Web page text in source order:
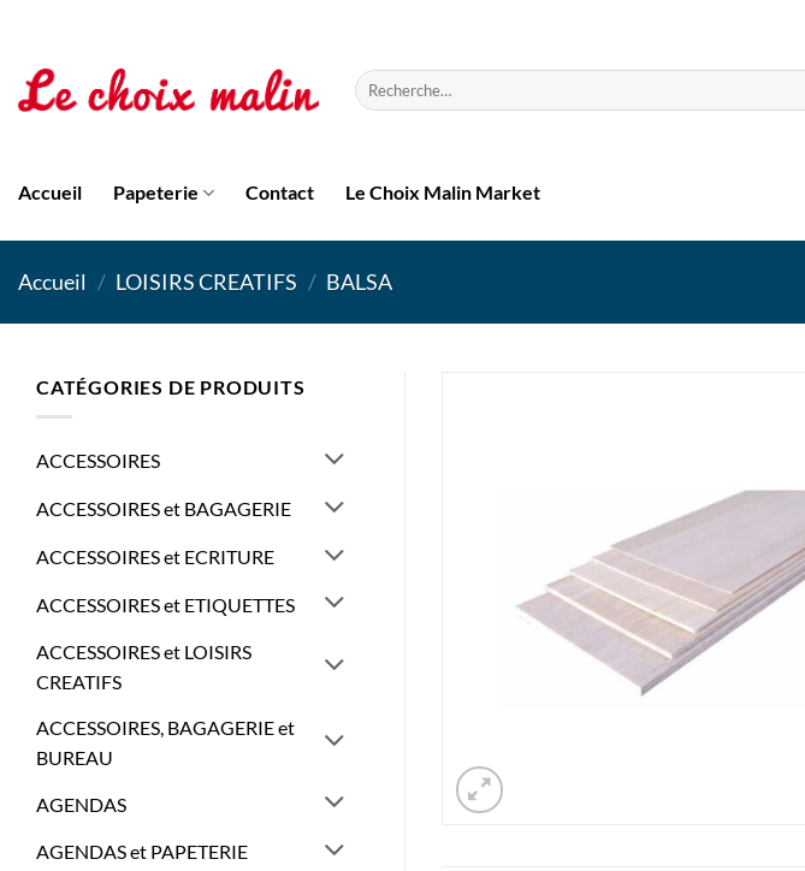
contenu
Recherche
pour :
Accueil Papeterie Contact Le Choix Malin Market
Accueil / LOISIRS CREATIFS / BALSA
CATÉGORIES DE PRODUITS
ACCESSOIRES
ACCESSOIRES et BAGAGERIE
ACCESSOIRES et ECRITURE
ACCESSOIRES et ETIQUETTES
ACCESSOIRES et LOISIRS
CREATIFS
ACCESSOIRES, BAGAGERIE et
BUREAU
AGENDAS
AGENDAS et PAPETERIE